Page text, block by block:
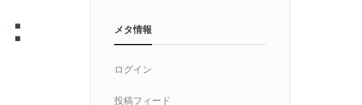
メタ情報
ログイン
投稿フィード